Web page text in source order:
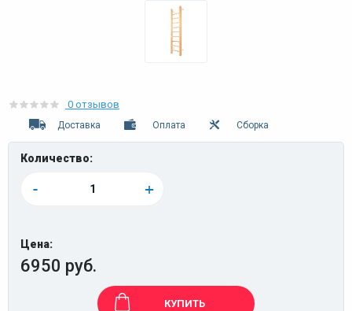
0 отзывов
Доставка Оплата Сборка
Количество:
- +
Цена:
6950 руб.
КУПИТЬ